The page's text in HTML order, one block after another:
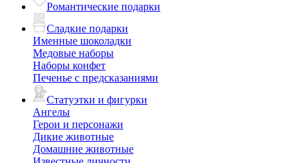
Романтические подарки
Сладкие подарки
Именные шоколадки
Медовые наборы
Наборы конфет
Печенье с предсказаниями
Статуэтки и фигурки
Ангелы
Герои и персонажи
Дикие животные
Домашние животные